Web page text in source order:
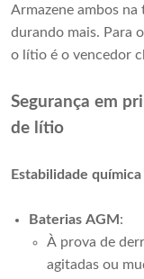
Armazene ambos
durando mais. Para
o lítio é o vencedor
Segurança em
de lítio
Estabilidade química
Baterias AGM :
À prova de
agitadas ou